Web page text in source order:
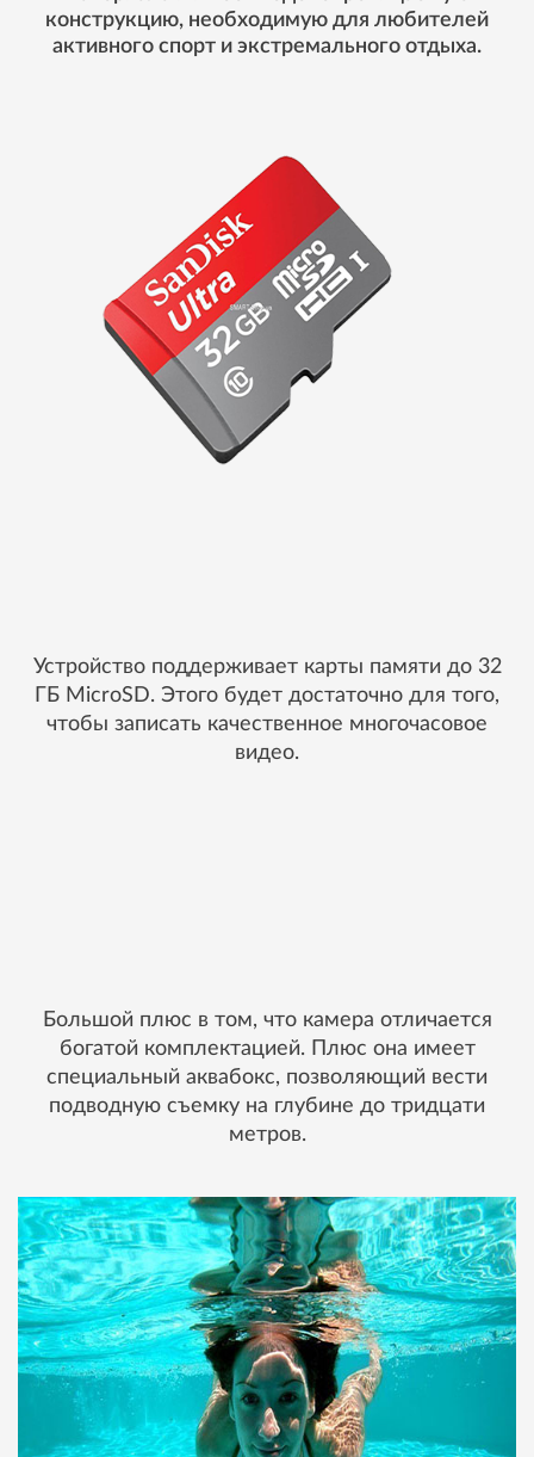
конструкцию, необходимую для любителей
активного спорт и экстремального отдыха.
Устройство поддерживает карты памяти до 32
ГБ MicroSD. Этого будет достаточно для того,
чтобы записать качественное многочасовое
видео.
Большой плюс в том, что камера отличается
богатой комплектацией. Плюс она имеет
специальный аквабокс, позволяющий вести
подводную съемку на глубине до тридцати
метров.